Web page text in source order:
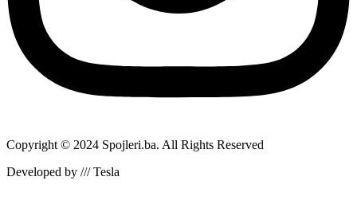
Copyright © 2024 Spojleri.ba. All Rights Reserved
Developed by /// Tesla